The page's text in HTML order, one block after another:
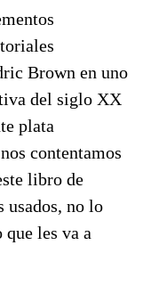
Brown en uno
del siglo XX
plata
contentamos
libro de
usados, no lo
les va a